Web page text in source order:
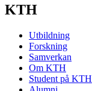
KTH
Utbildning
Forskning
Samverkan
Om KTH
Student på KTH